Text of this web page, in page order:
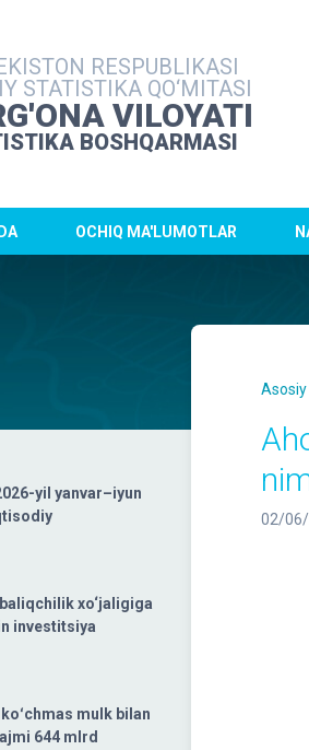
RESPUBLIKASI
STATISTIKA QO‘MITASI
VILOYATI
BOSHQARMASI
OCHIQ MA'LUMOTLAR
yil yanvar–iyun
xo‘jaligiga
investitsiya
mulk bilan
644 mlrd
02/06/